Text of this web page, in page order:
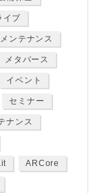
イブ
ンテナンス
メタバース
イベント
セミナー
ナンス
ARCore